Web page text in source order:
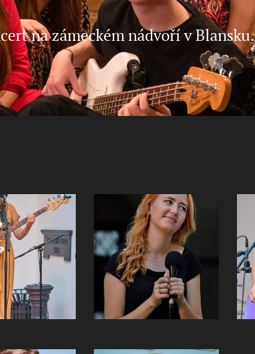
na zámeckém nádvoří v Blansku.